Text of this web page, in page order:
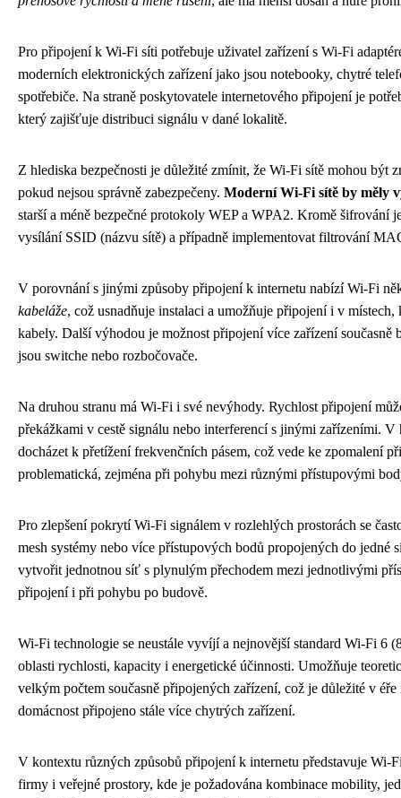
Pro připojení k Wi-Fi síti potřebuje uživatel zařízení s Wi-Fi
moderních elektronických zařízení jako jsou notebooky, chytré
spotřebiče. Na straně poskytovatele internetového připojení je
který zajišťuje distribuci signálu v dané lokalitě.
Z hlediska bezpečnosti je důležité zmínit, že Wi-Fi sítě mohou být
pokud nejsou správně zabezpečeny. Moderní Wi-Fi sítě by měly
starší a méně bezpečné protokoly WEP a WPA2. Kromě šifrování
vysílání SSID (názvu sítě) a případně implementovat filtrování
V porovnání s jinými způsoby připojení k internetu nabízí Wi-Fi
kabeláže, což usnadňuje instalaci a umožňuje připojení i v
kabely. Další výhodou je možnost připojení více zařízení současně
jsou switche nebo rozbočovače.
Na druhou stranu má Wi-Fi i své nevýhody. Rychlost připojení
překážkami v cestě signálu nebo interferencí s jinými zařízeními. V
docházet k přetížení frekvenčních pásem, což vede ke zpomalení
problematická, zejména při pohybu mezi různými přístupovými
Pro zlepšení pokrytí Wi-Fi signálem v rozlehlých prostorách se
mesh systémy nebo více přístupových bodů propojených do jedné
vytvořit jednotnou síť s plynulým přechodem mezi jednotlivými
připojení i při pohybu po budově.
Wi-Fi technologie se neustále vyvíjí a nejnovější standard Wi-Fi 6
oblasti rychlosti, kapacity i energetické účinnosti. Umožňuje
velkým počtem současně připojených zařízení, což je důležité v
domácnost připojeno stále více chytrých zařízení.
V kontextu různých způsobů připojení k internetu představuje Wi-
firmy i veřejné prostory, kde je požadována kombinace mobility,